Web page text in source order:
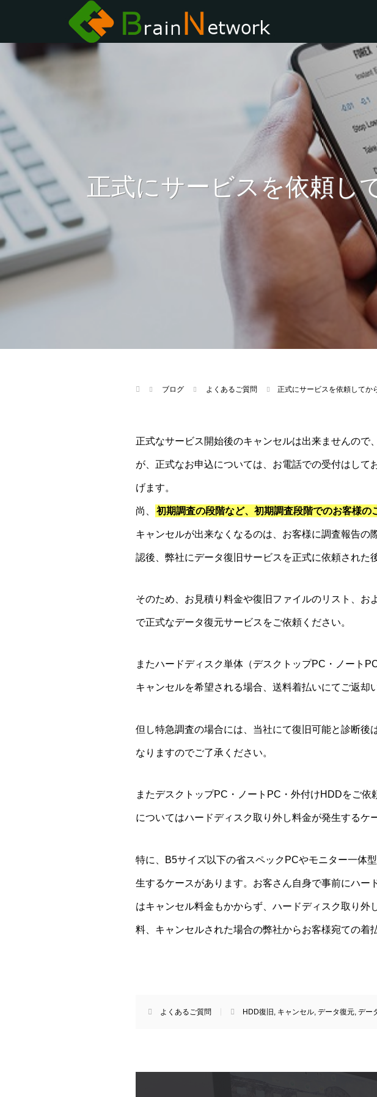
正式にサービスを依頼し
ブログ よくあるご質問 正式にサービスを依頼してか
正式なサービス開始後のキャンセルは出来ませんの
が、正式なお申込については、お電話での受付はし
げます。
尚、 初期調査の段階など、初期調査段階でのお客様の
キャンセルが出来なくなるのは、お客様に調査報告
認後、弊社にデータ復旧サービスを正式に依頼された
そのため、お見積り料金や復旧ファイルのリスト、
で正式なデータ復元サービスをご依頼ください。
またハードディスク単体（デスクトップPC・ノート
キャンセルを希望される場合、送料着払いにてご返却
但し特急調査の場合には、当社にて復旧可能と診断後
なりますのでご了承ください。
またデスクトップPC・ノートPC・外付けHDDをご
についてはハードディスク取り外し料金が発生するケ
特に、B5サイズ以下の省スペックPCやモニター一体
生するケースがあります。お客さん自身で事前にハ
はキャンセル料金もかからず、ハードディスク取り
料、キャンセルされた場合の弊社からお客様宛ての着
よくあるご質問 HDD復旧 キャンセル データ復元 デー